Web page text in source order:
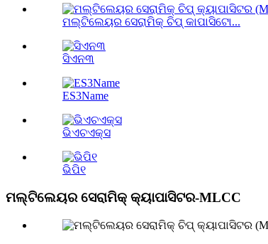
ମଲ୍ଟିଲେୟର ସେରାମିକ୍ ଚିପ୍ କାପାସିଟୋ...
ସିଏନ୩
ES3Name
ଭିଏଚଏକ୍ସ
ଭିପି୧
ମଲ୍ଟିଲେୟର ସେରାମିକ୍ କ୍ୟାପାସିଟର-MLCC